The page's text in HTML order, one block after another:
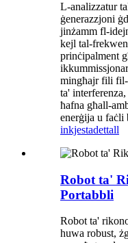
L-analizzatur
ġenerazzjoni
jinżamm fl-
kejl tal-
prinċipalment
mingħajr fili fil-
ta'
ħafna għall-
enerġija u faċli
inkjestadettall
Robot ta'
Portabbli
Robot ta'
huwa robust,